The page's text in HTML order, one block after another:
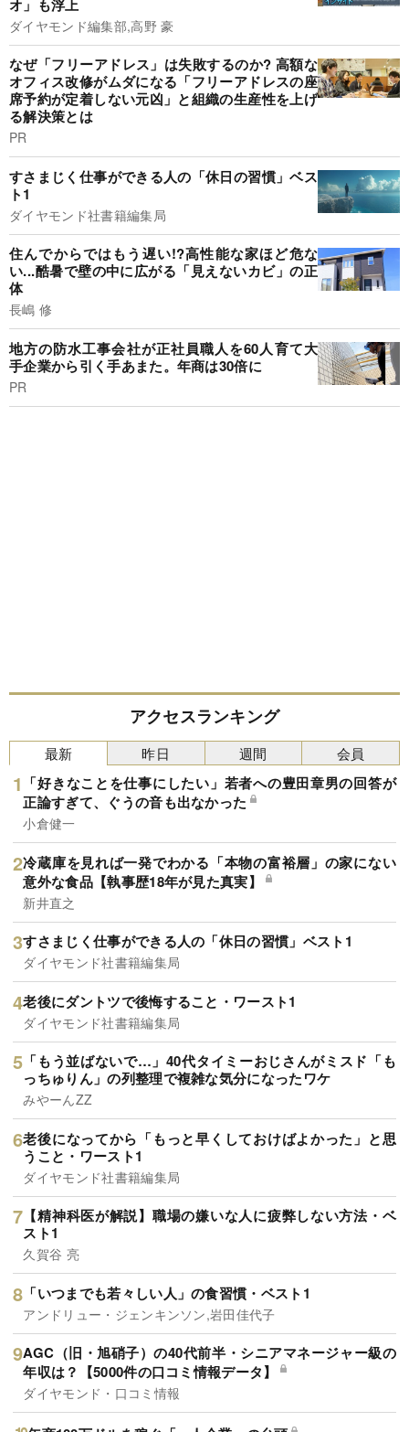
オ」も浮上
ダイヤモンド編集部,高野 豪
なぜ「フリーアドレス」は失敗するのか? 高額な
オフィス改修がムダになる「フリーアドレスの座
席予約が定着しない元凶」と組織の生産性を上げ
る解決策とは
PR
すさまじく仕事ができる人の「休日の習慣」ベス
ト1
ダイヤモンド社書籍編集局
住んでからではもう遅い!?高性能な家ほど危な
い...酷暑で壁の中に広がる「見えないカビ」の正
体
長嶋 修
地方の防水工事会社が正社員職人を60人育て大
手企業から引く手あまた。年商は30倍に
PR
アクセスランキング
最新
「好きなことを仕事にしたい」若者への豊田章男の回答が
正論すぎて、ぐうの音も出なかった
小倉健一
冷蔵庫を見れば一発でわかる「本物の富裕層」の家にない
意外な食品【執事歴18年が見た真実】
新井直之
すさまじく仕事ができる人の「休日の習慣」ベスト1
ダイヤモンド社書籍編集局
老後にダントツで後悔すること・ワースト1
ダイヤモンド社書籍編集局
「もう並ばないで…」40代タイミーおじさんがミスド「も
っちゅりん」の列整理で複雑な気分になったワケ
みやーんZZ
老後になってから「もっと早くしておけばよかった」と思
うこと・ワースト1
ダイヤモンド社書籍編集局
【精神科医が解説】職場の嫌いな人に疲弊しない方法・ベ
スト1
久賀谷 亮
「いつまでも若々しい人」の食習慣・ベスト1
アンドリュー・ジェンキンソン,岩田佳代子
AGC（旧・旭硝子）の40代前半・シニアマネージャー級の
年収は？【5000件の口コミ情報データ】
ダイヤモンド・口コミ情報
昨日 週間 会員